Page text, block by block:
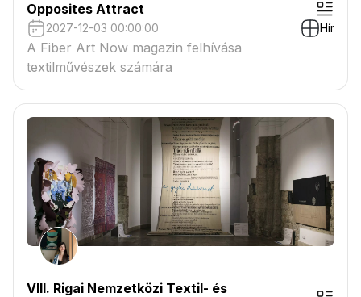
Opposites Attract
2027-12-03 00:00:00 Hír
A Fiber Art Now magazin felhívása
textilművészek számára
VIII. Rigai Nemzetközi Textil- és